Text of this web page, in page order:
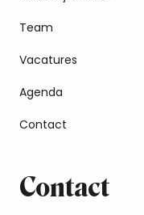
Team
Vacatures
Agenda
Contact
Contact